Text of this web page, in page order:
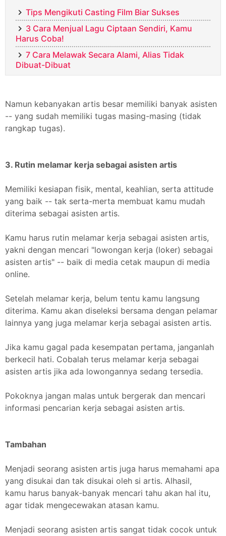
Tips Mengikuti Casting Film Biar Sukses
3 Cara Menjual Lagu Ciptaan Sendiri, Kamu
Harus Coba!
7 Cara Melawak Secara Alami, Alias Tidak
Dibuat-Dibuat
Namun kebanyakan artis besar memiliki banyak asisten
-- yang sudah memiliki tugas masing-masing (tidak
rangkap tugas).
3. Rutin melamar kerja sebagai asisten artis
Memiliki kesiapan fisik, mental, keahlian, serta attitude
yang baik -- tak serta-merta membuat kamu mudah
diterima sebagai asisten artis.
Kamu harus rutin melamar kerja sebagai asisten artis,
yakni dengan mencari "lowongan kerja (loker) sebagai
asisten artis" -- baik di media cetak maupun di media
online.
Setelah melamar kerja, belum tentu kamu langsung
diterima. Kamu akan diseleksi bersama dengan pelamar
lainnya yang juga melamar kerja sebagai asisten artis.
Jika kamu gagal pada kesempatan pertama, janganlah
berkecil hati. Cobalah terus melamar kerja sebagai
asisten artis jika ada lowongannya sedang tersedia.
Pokoknya jangan malas untuk bergerak dan mencari
informasi pencarian kerja sebagai asisten artis.
Tambahan
Menjadi seorang asisten artis juga harus memahami apa
yang disukai dan tak disukai oleh si artis. Alhasil,
kamu harus banyak-banyak mencari tahu akan hal itu,
agar tidak mengecewakan atasan kamu.
Menjadi seorang asisten artis sangat tidak cocok untuk